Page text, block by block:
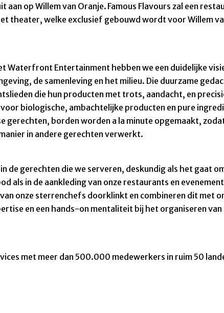
aan op Willem van Oranje. Famous Flavours zal een
theater, welke exclusief gebouwd wordt voor Willem
Waterfront Entertainment hebben we een duidelijke
de samenleving en het milieu. Die duurzame
die hun producten met trots, aandacht, en
biologische, ambachtelijke producten en pure
gerechten, borden worden a la minute opgemaakt,
in andere gerechten verwerkt.
de gerechten die we serveren, deskundig als het gaat
als in de aankleding van onze restaurants en
onze sterrenchefs doorklinkt en combineren dit met
en een hands-on mentaliteit bij het organiseren
met meer dan 500.000 medewerkers in ruim 50